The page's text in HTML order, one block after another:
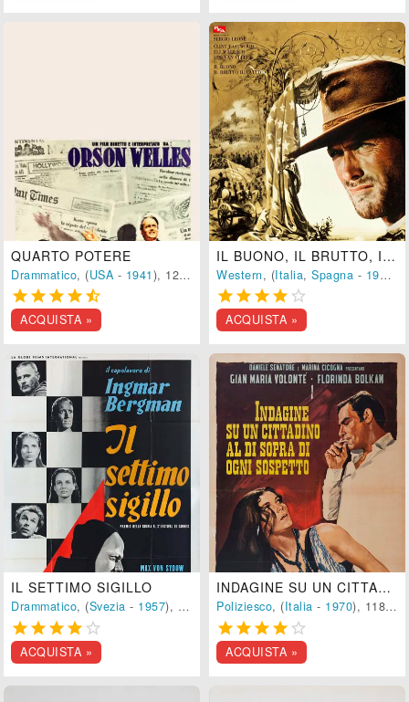
QUARTO POTERE
Drammatico, (USA - 1941), 120 min.
    
ACQUISTA »
IL BUONO, IL BRUTTO, IL CATTIVO
Western, (Italia, Spagna - 1966
    
ACQUISTA »
IL SETTIMO SIGILLO
Drammatico, (Svezia - 1957), 95 min.
    
ACQUISTA »
INDAGINE SU UN CITTADINO AL DI SOPRA DI OGNI SOSPETTO
Poliziesco, (Italia - 1970), 118 min.
    
ACQUISTA »